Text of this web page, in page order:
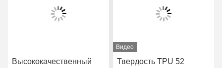
Высококачественный
Видео
Твердость TPU 52